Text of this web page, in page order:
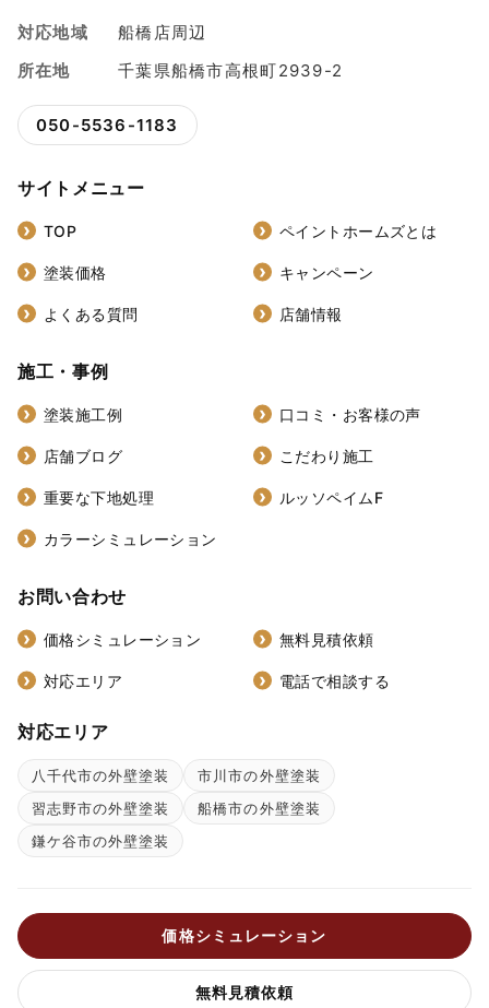
対応地域
船橋店周辺
所在地
千葉県船橋市高根町2939-2
050-5536-1183
サイトメニュー
TOP ペイントホームズとは
塗装価格 キャンペーン
よくある質問 店舗情報
施工・事例
塗装施工例 口コミ・お客様の声
店舗ブログ こだわり施工
重要な下地処理 ルッソペイムF
カラーシミュレーション
お問い合わせ
価格シミュレーション 無料見積依頼
対応エリア 電話で相談する
対応エリア
八千代市の外壁塗装
市川市の外壁塗装
習志野市の外壁塗装
船橋市の外壁塗装
鎌ケ谷市の外壁塗装
価格シミュレーション
無料見積依頼